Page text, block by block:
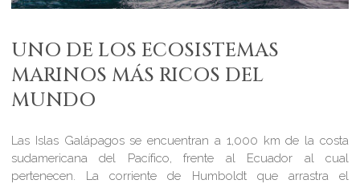
UNO DE LOS ECOSISTEMAS
MARINOS MÁS RICOS DEL
MUNDO
Las Islas Galápagos se encuentran a 1,000 km de la costa
sudamericana del Pacífico, frente al Ecuador al cual
pertenecen. La corriente de Humboldt que arrastra el